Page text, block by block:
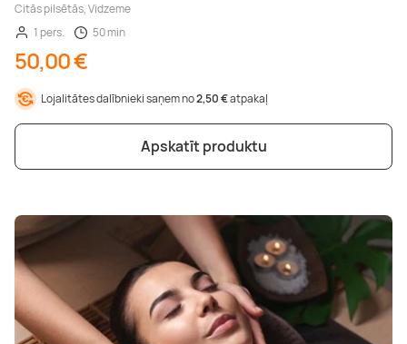
Citās pilsētās, Vidzeme
1 pers.
50 min
50,00 €
Lojalitātes dalībnieki saņem no2,50 €atpakaļ
Apskatīt produktu